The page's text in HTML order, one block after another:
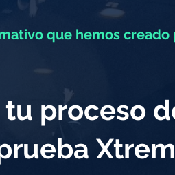
que hemos creado
proceso